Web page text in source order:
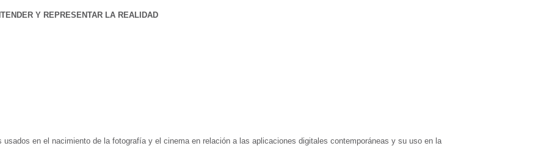
Y REPRESENTAR LA REALIDAD
en el nacimiento de la fotografía y el cinema en relación a las aplicaciones digitales contemporáneas y su uso en la